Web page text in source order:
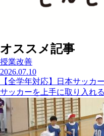
オススメ記事
授業改善
2026.07.10
【全学年対応】日本サッカ
サッカーを上手に取り入れ